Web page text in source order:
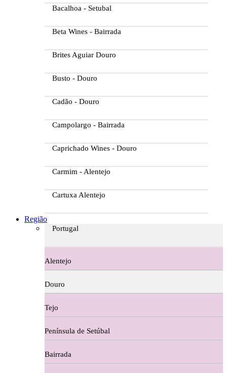
Bacalhoa - Setubal
Beta Wines - Bairrada
Brites Aguiar Douro
Busto - Douro
Cadão - Douro
Campolargo - Bairrada
Caprichado Wines - Douro
Carmim - Alentejo
Cartuxa Alentejo
Casa Dos Migueis Douro
Casa Relvas Alentejo
Caves de São João - Bairrada
Charcutaria
Copos e Decanter
Região
Portugal
Alentejo
Douro
Tejo
Península de Setúbal
Bairrada